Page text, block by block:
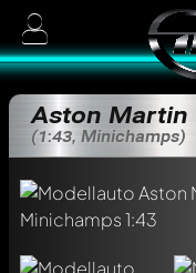
Aston Martin
(1:43, Minichamps)